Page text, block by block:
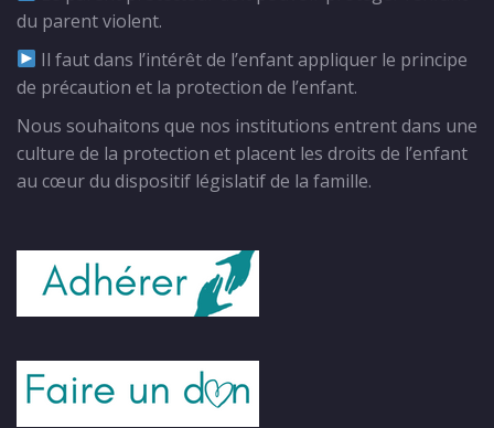
du parent violent.
Il faut dans l’intérêt de l’enfant appliquer le principe
de précaution et la protection de l’enfant.
Nous souhaitons que nos institutions entrent dans une
culture de la protection et placent les droits de l’enfant
au cœur du dispositif législatif de la famille.